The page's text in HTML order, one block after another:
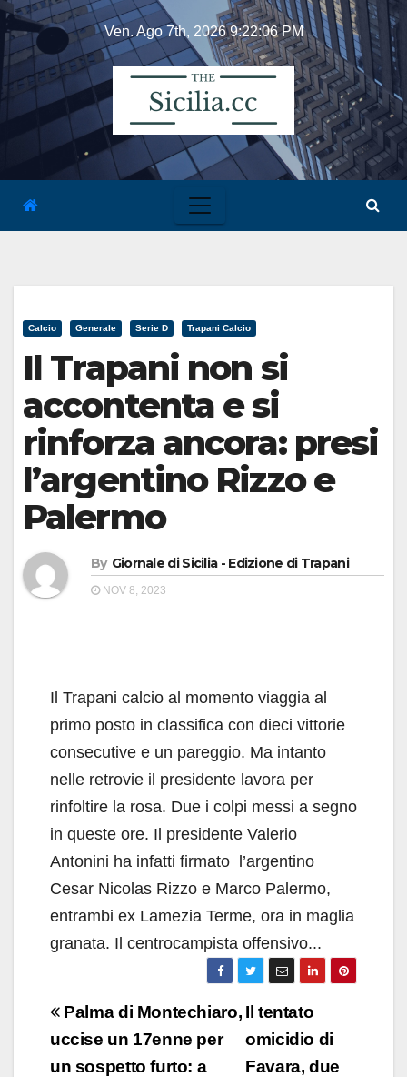
Skip
content
Ven. Ago 7th, 20269:22:07 PM
Calcio Generale Serie D Trapani Calcio
Il Trapani non si
accontenta e si
rinforza ancora: presi
l’argentino Rizzo e
Palermo
By Giornale di Sicilia - Edizione di Trapani
NOV 8, 2023
Il Trapani calcio al momento viaggia al
primo posto in classifica con dieci vittorie
consecutive e un pareggio. Ma intanto
nelle retrovie il presidente lavora per
rinfoltire la rosa. Due i colpi messi a segno
in queste ore. Il presidente Valerio
Antonini ha infatti firmato l’argentino
Cesar Nicolas Rizzo e Marco Palermo,
entrambi ex Lamezia Terme, ora in maglia
granata. Il centrocampista offensivo...
Navigazione
articoli
Il tentato
omicidio di
Favara, due
Palma di Montechiaro,
uccise un 17enne per
un sospetto furto: a